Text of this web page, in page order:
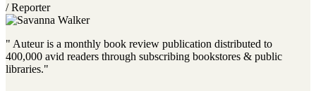
/ Reporter
" Auteur is a monthly book review publication distributed to
400,000 avid readers through subscribing bookstores & public
libraries."